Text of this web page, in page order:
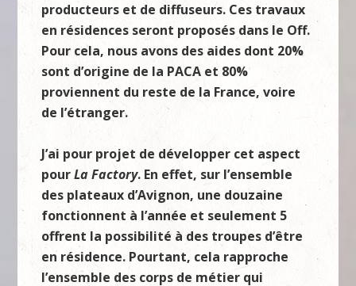
producteurs et de diffuseurs. Ces travaux
en résidences seront proposés dans le Off.
Pour cela, nous avons des aides dont 20%
sont d’origine de la PACA et 80%
proviennent du reste de la France, voire
de l’étranger.
J’ai pour projet de développer cet aspect
pourLa Factory. En effet, sur l’ensemble
des plateaux d’Avignon, une douzaine
fonctionnent à l’année et seulement 5
offrent la possibilité à des troupes d’être
en résidence. Pourtant, cela rapproche
l’ensemble des corps de métier qui